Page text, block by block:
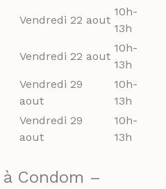
Vendredi 22 aout
10h-
13h
Vendredi 22 aout
10h-
13h
Vendredi 29
aout
10h-
13h
Vendredi 29
aout
10h-
13h
Condom –